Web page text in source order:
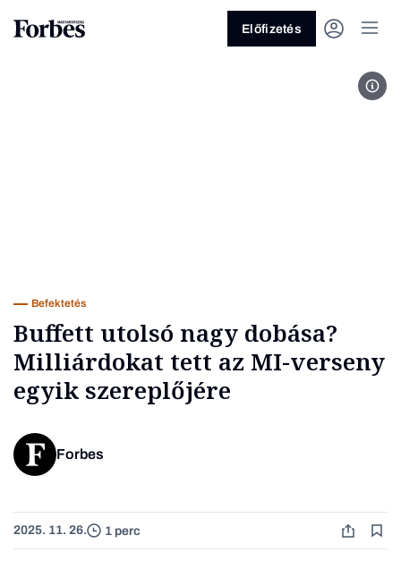
Előfizetés
Befektetés
Buffett utolsó nagy dobása?
Milliárdokat tett az MI-verseny
egyik szereplőjére
Forbes
2025. 11. 26. 1 perc